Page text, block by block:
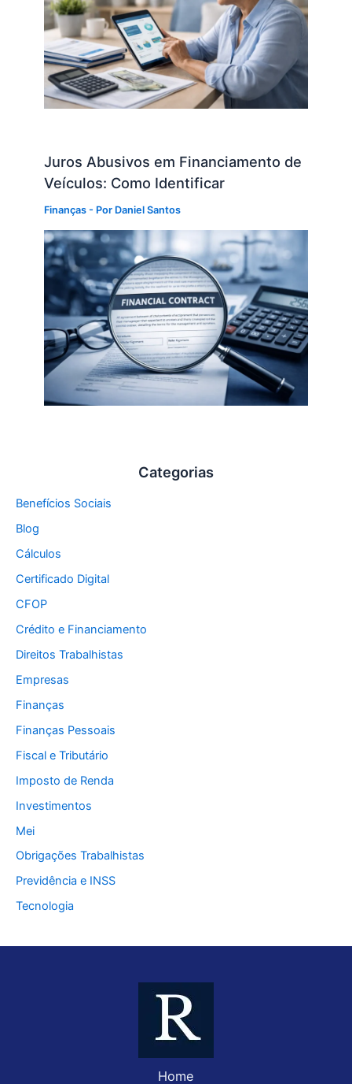
Juros Abusivos em Financiamento de
Veículos: Como Identificar
Finanças - Por Daniel Santos
Categorias
Benefícios Sociais
Blog
Cálculos
Certificado Digital
CFOP
Crédito e Financiamento
Direitos Trabalhistas
Empresas
Finanças
Finanças Pessoais
Fiscal e Tributário
Imposto de Renda
Investimentos
Mei
Obrigações Trabalhistas
Previdência e INSS
Tecnologia
Home